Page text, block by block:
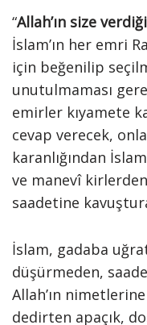
“Allah’ın size
İslam’ın her emri
için beğenilip
unutulmaması
emirler kıyamete
cevap verecek,
karanlığından
ve manevî
saadetine
İslam, gadaba
düşürmeden,
Allah’ın
dedirten apaçık,